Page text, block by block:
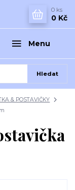
Menu
Hledat
0 ks
0 Kč
& POSTAVIČKY